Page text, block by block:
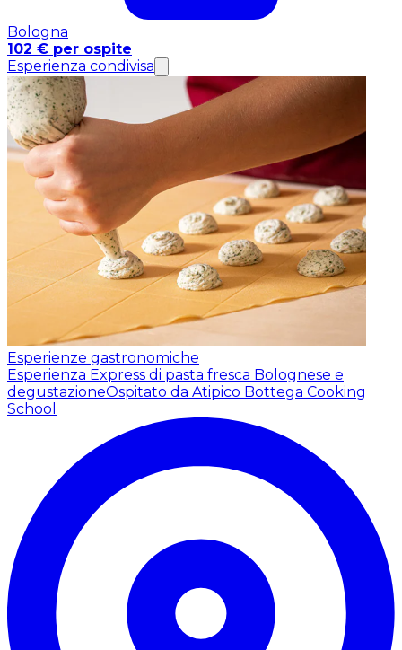
Bologna
102 € per ospite
Esperienza condivisa
Esperienze gastronomiche
Esperienza Express di pasta fresca Bolognese e
degustazioneOspitato da Atipico Bottega Cooking
School